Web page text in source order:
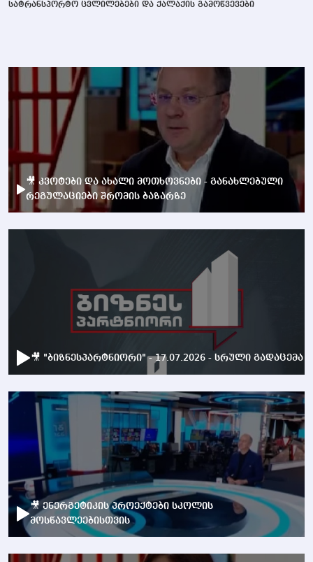
სატრანსპორტო ცვლილებები და ქალაქის გამოწვევები
🎥 კვოტები და ახალი მოთხოვნები - განახლებული
რეგულაციები შრომის ბაზარზე
🎥 "ბიზნესპარტნიორი" - 17.07.2026 - სრული გადაცემა
🎥 ენერგეტიკის პროექტები სკოლის
მოსწავლეებისთვის